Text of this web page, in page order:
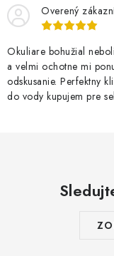
i
s
u
Overený
Okuliare bohužial
a velmi ochotne mi
odskusanie. Perfektny
do vody kupujem pre